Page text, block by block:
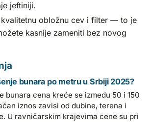
jeftiniji.
kvalitetnu obložnu cev i filter — to je
kasnije zameniti bez novog
bunara po metru u Srbiji 2025?
bunara cena kreće se između 50 i 150
iznos zavisi od dubine, terena i
U ravničarskim krajevima cene su pri